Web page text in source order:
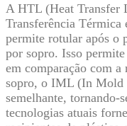
A HTL (Heat Transfer
Transferência Térmica
permite rotular após o
por sopro. Isso
em comparação com
sopro, o IML (In Mold
semelhante, tornando-
tecnologias atuais